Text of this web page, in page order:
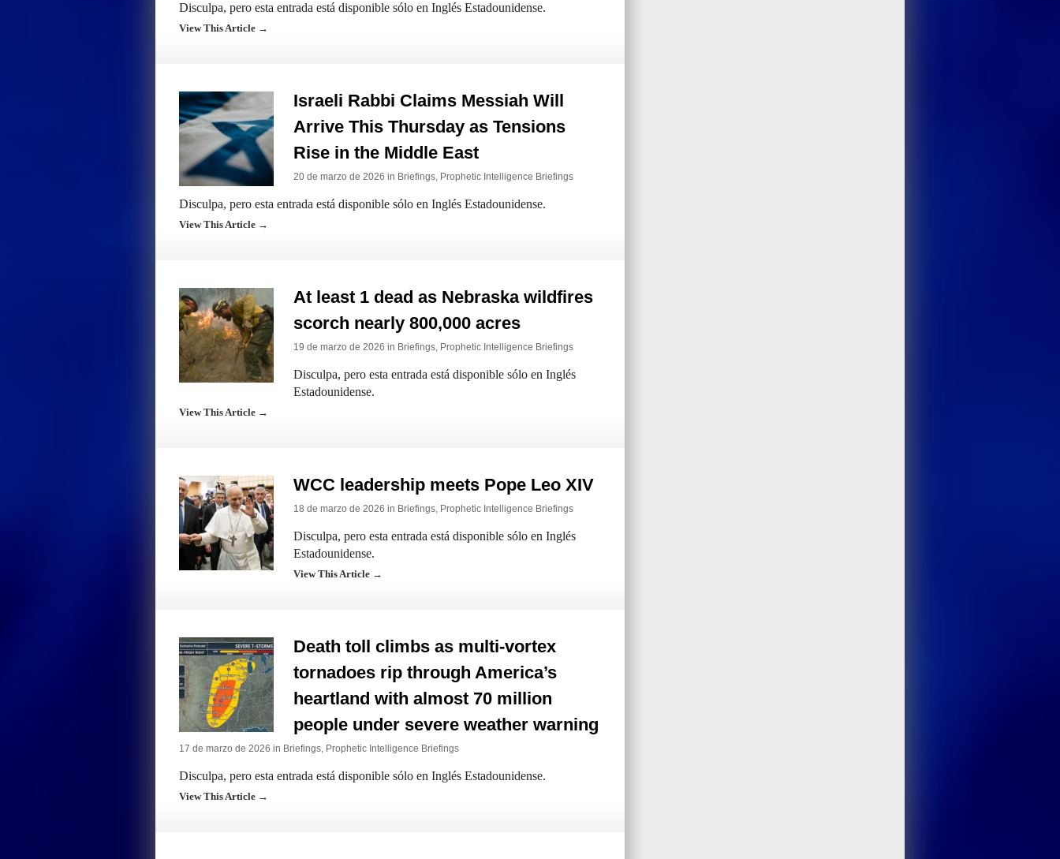
Disculpa, pero esta entrada está disponible sólo en Inglés Estadounidense.
View This Article →
Israeli Rabbi Claims Messiah Will
Arrive This Thursday as Tensions
Rise in the Middle East
20 de marzo de 2026 in Briefings, Prophetic Intelligence Briefings
Disculpa, pero esta entrada está disponible sólo en Inglés Estadounidense.
View This Article →
At least 1 dead as Nebraska wildfires
scorch nearly 800,000 acres
19 de marzo de 2026 in Briefings, Prophetic Intelligence Briefings
Disculpa, pero esta entrada está disponible sólo en Inglés
Estadounidense.
View This Article →
WCC leadership meets Pope Leo XIV
18 de marzo de 2026 in Briefings, Prophetic Intelligence Briefings
Disculpa, pero esta entrada está disponible sólo en Inglés
Estadounidense.
View This Article →
Death toll climbs as multi-vortex
tornadoes rip through America’s
heartland with almost 70 million
people under severe weather warning
17 de marzo de 2026 in Briefings, Prophetic Intelligence Briefings
Disculpa, pero esta entrada está disponible sólo en Inglés Estadounidense.
View This Article →